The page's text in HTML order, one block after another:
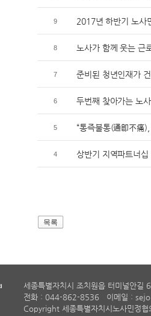
9 2017년 하반기 노사
8 노사가 함께 웃는 근
7 준비된 청년인재가
6 두번째 찾아가는 노
5 “통즉불통(通卽不痛
4 상반기 지역파트너
목록
세종특별자치시 조치원읍 터미널안길
전화 : 044-862-8536 이메일 :
Copyright 세종특별자치시노사민정